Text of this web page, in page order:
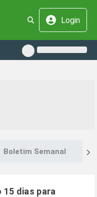
Login
Boletim Semanal
dias para